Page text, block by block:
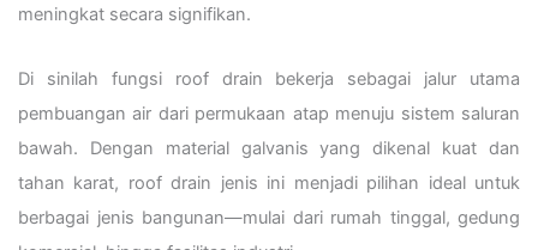
meningkat secara signifikan.
Di sinilah fungsi roof drain bekerja sebagai jalur utama
pembuangan air dari permukaan atap menuju sistem saluran
bawah. Dengan material galvanis yang dikenal kuat dan
tahan karat, roof drain jenis ini menjadi pilihan ideal untuk
berbagai jenis bangunan—mulai dari rumah tinggal, gedung